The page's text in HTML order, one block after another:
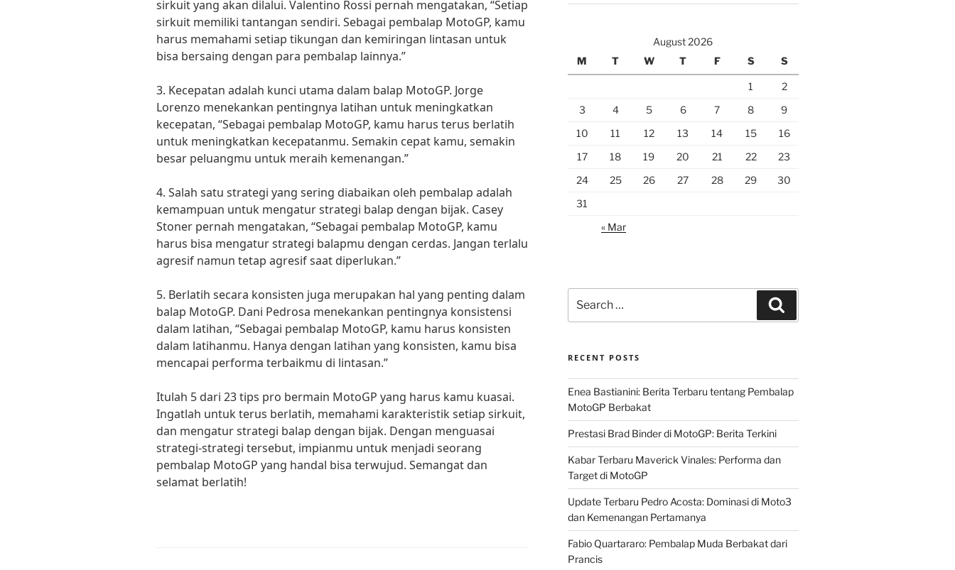
sirkuit yang akan dilalui. Valentino Rossi pernah mengatakan, “Setiap
sirkuit memiliki tantangan sendiri. Sebagai pembalap MotoGP, kamu
harus memahami setiap tikungan dan kemiringan lintasan untuk
bisa bersaing dengan para pembalap lainnya.”
3. Kecepatan adalah kunci utama dalam balap MotoGP. Jorge
Lorenzo menekankan pentingnya latihan untuk meningkatkan
kecepatan, “Sebagai pembalap MotoGP, kamu harus terus berlatih
untuk meningkatkan kecepatanmu. Semakin cepat kamu, semakin
besar peluangmu untuk meraih kemenangan.”
4. Salah satu strategi yang sering diabaikan oleh pembalap adalah
kemampuan untuk mengatur strategi balap dengan bijak. Casey
Stoner pernah mengatakan, “Sebagai pembalap MotoGP, kamu
harus bisa mengatur strategi balapmu dengan cerdas. Jangan terlalu
agresif namun tetap agresif saat diperlukan.”
5. Berlatih secara konsisten juga merupakan hal yang penting dalam
balap MotoGP. Dani Pedrosa menekankan pentingnya konsistensi
dalam latihan, “Sebagai pembalap MotoGP, kamu harus konsisten
dalam latihanmu. Hanya dengan latihan yang konsisten, kamu bisa
mencapai performa terbaikmu di lintasan.”
Itulah 5 dari 23 tips pro bermain MotoGP yang harus kamu kuasai.
Ingatlah untuk terus berlatih, memahami karakteristik setiap sirkuit,
dan mengatur strategi balap dengan bijak. Dengan menguasai
strategi-strategi tersebut, impianmu untuk menjadi seorang
pembalap MotoGP yang handal bisa terwujud. Semangat dan
selamat berlatih!
August 2026
M
T W T F S S
1
2
3
4 5 6 7 8
9
10
11 12 13 14 15
16
17
18 19 20 21 22
23
24
25 26 27 28 29
30
31
« Mar
for:
RECENT POSTS
Enea Bastianini: Berita Terbaru tentang Pembalap
MotoGP Berbakat
Prestasi Brad Binder di MotoGP: Berita Terkini
Kabar Terbaru Maverick Vinales: Performa dan
Target di MotoGP
Update Terbaru Pedro Acosta: Dominasi di Moto3
dan Kemenangan Pertamanya
Fabio Quartararo: Pembalap Muda Berbakat dari
Prancis